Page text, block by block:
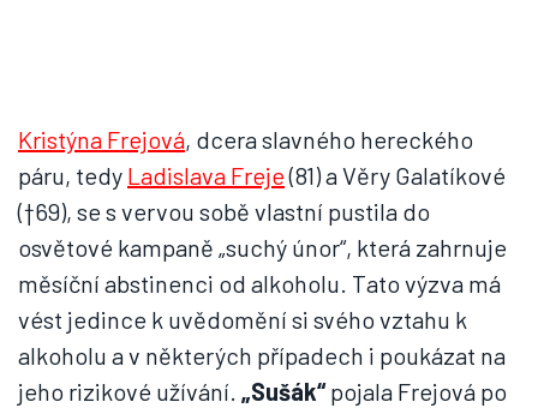
Kristýna Frejová, dcera slavného hereckého
páru, tedy Ladislava Freje(81) a Věry Galatíkové
(†69), se s vervou sobě vlastní pustila do
osvětové kampaně „suchý únor“, která zahrnuje
měsíční abstinenci od alkoholu. Tato výzva má
vést jedince k uvědomění si svého vztahu k
alkoholu a v některých případech i poukázat na
jeho rizikové užívání. „Sušák“pojala Frejová po